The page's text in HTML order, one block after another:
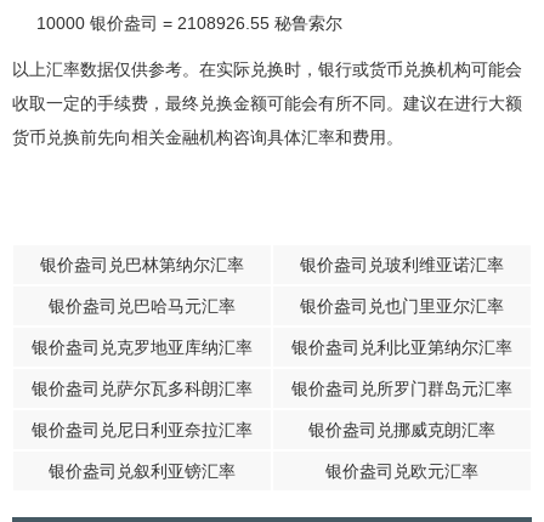
10000 银价盎司 = 2108926.55 秘鲁索尔
以上汇率数据仅供参考。在实际兑换时，银行或货币兑换机构可能会
收取一定的手续费，最终兑换金额可能会有所不同。建议在进行大额
货币兑换前先向相关金融机构咨询具体汇率和费用。
银价盎司兑巴林第纳尔汇率 银价盎司兑玻利维亚诺汇率
银价盎司兑巴哈马元汇率 银价盎司兑也门里亚尔汇率
银价盎司兑克罗地亚库纳汇率 银价盎司兑利比亚第纳尔汇率
银价盎司兑萨尔瓦多科朗汇率 银价盎司兑所罗门群岛元汇率
银价盎司兑尼日利亚奈拉汇率 银价盎司兑挪威克朗汇率
银价盎司兑叙利亚镑汇率 银价盎司兑欧元汇率